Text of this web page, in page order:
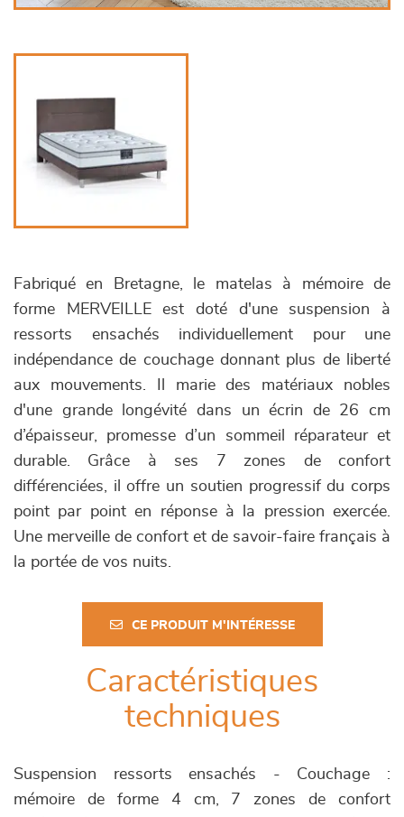
Fabriqué en Bretagne, le matelas à mémoire de
forme MERVEILLE est doté d'une suspension à
ressorts ensachés individuellement pour une
indépendance de couchage donnant plus de liberté
aux mouvements. Il marie des matériaux nobles
d'une grande longévité dans un écrin de 26 cm
d’épaisseur, promesse d’un sommeil réparateur et
durable. Grâce à ses 7 zones de confort
différenciées, il offre un soutien progressif du corps
point par point en réponse à la pression exercée.
Une merveille de confort et de savoir-faire français à
la portée de vos nuits.
CE PRODUIT M'INTÉRESSE
Caractéristiques
techniques
Suspension ressorts ensachés - Couchage :
mémoire de forme 4 cm, 7 zones de confort